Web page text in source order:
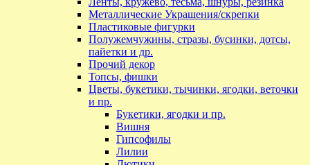
Металлические Украшения/скрепки
Пластиковые фигурки
Полужемчужины, стразы, бусинки, дотсы,
пайетки и др.
Прочий декор
Топсы, фишки
Цветы, букетики, тычинки, ягодки, веточки
и пр.
Букетики, ягодки и пр.
Вишня
Гипсофилы
Лилии